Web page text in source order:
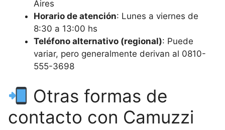
Aires
Horario de atención: Lunes a viernes de
8:30 a 13:00 hs
Teléfono alternativo (regional): Puede
variar, pero generalmente derivan al 0810-
555-3698
Otras formas de
contacto con Camuzzi